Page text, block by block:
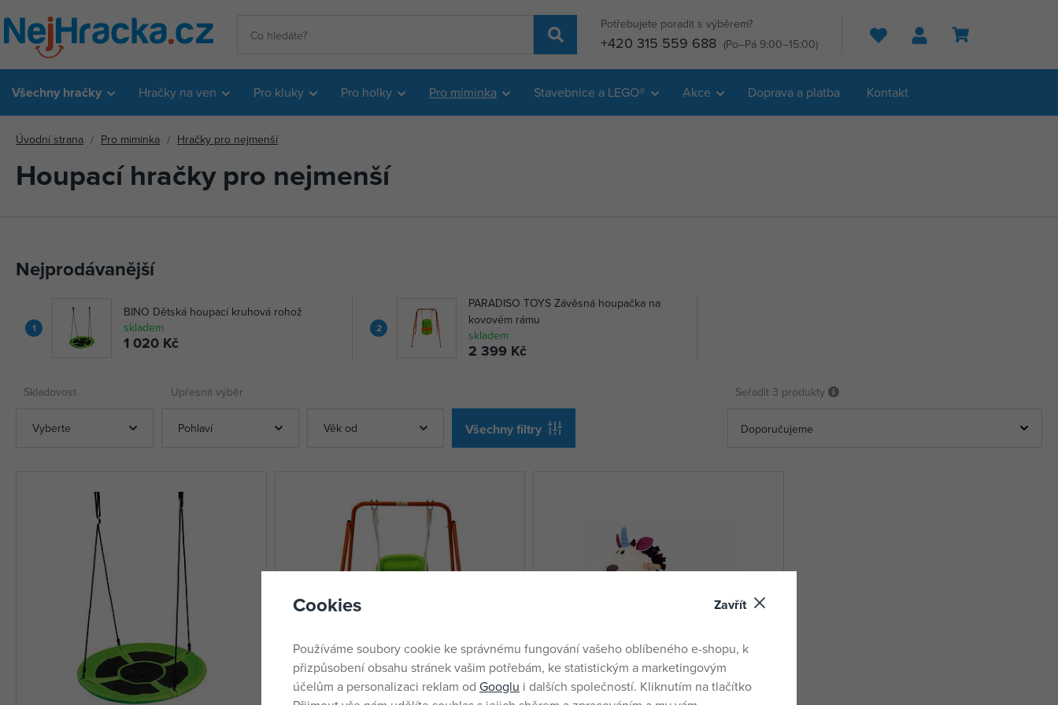
Potřebujete poradit s výběrem?
+420 315 559 688 (Po–Pá 9:00–15:00) Hledat
Všechny hračky Hračky na ven Pro kluky Pro holky Pro miminka Stavebnice a LEGO® Akce Doprava a platba Kontakt
Úvodní strana Pro miminka Hračky pro nejmenší
Houpací hračky pro nejmenší
Nejprodávanější
1
BINO Dětská houpací kruhová rohož
skladem
1 020 Kč
2
PARADISO TOYS Závěsná houpačka na
kovovém rámu
skladem
2 399 Kč
Skladovost Upřesnit výběr
Vyberte Pohlaví Věk od Všechny filtry
Seřadit 3 produkty
Cookies Zavřít
Používáme soubory cookie ke správnému fungování vašeho oblíbeného e-shopu, k
přizpůsobení obsahu stránek vašim potřebám, ke statistickým a marketingovým
účelům a personalizaci reklam od Googlu i dalších společností. Kliknutím na tlačítko